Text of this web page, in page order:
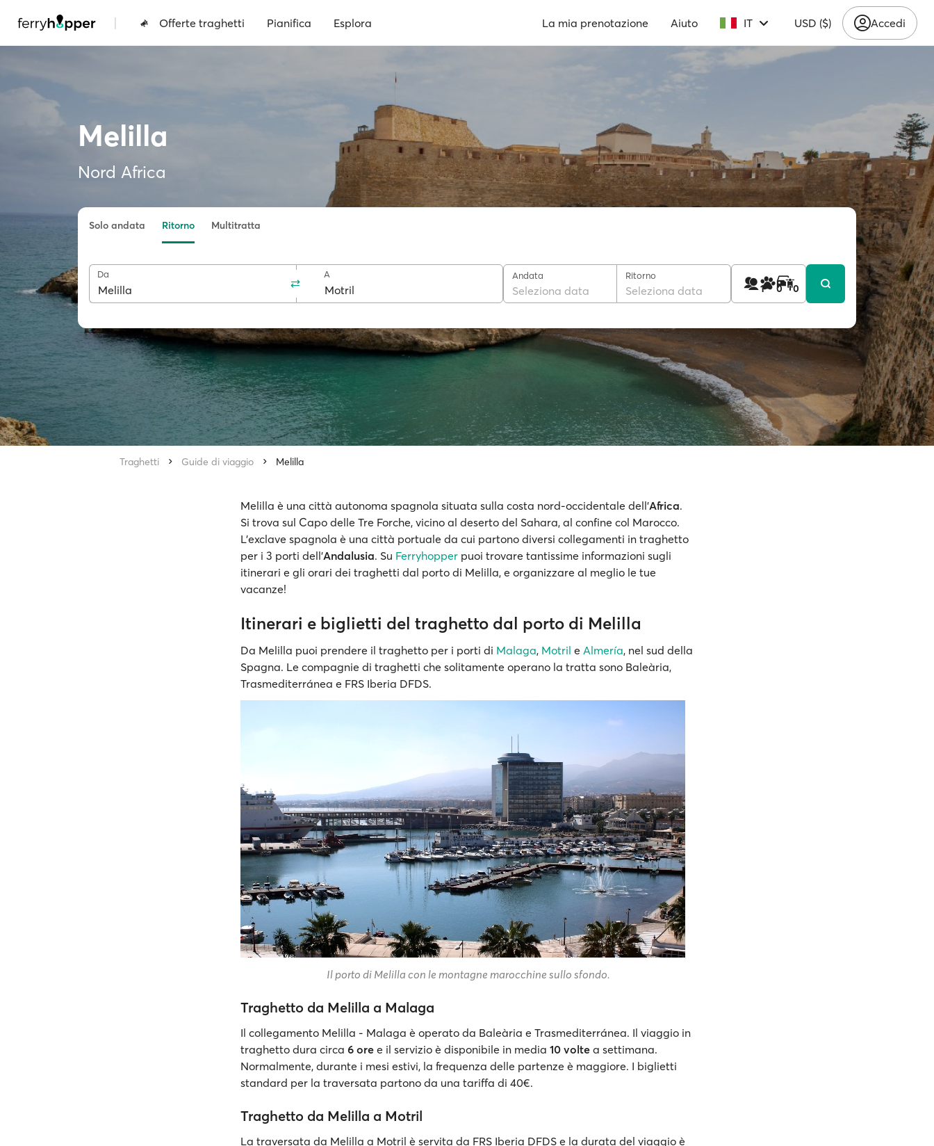
| Offerte traghetti Pianifica Esplora La mia prenotazione Aiuto IT USD ($) Accedi
Melilla
Nord Africa
Solo andata Ritorno Multitratta
Da A Andata
Seleziona data
Ritorno
Seleziona data 1 0 0
Traghetti Guide di viaggio Melilla
Melilla è una città autonoma spagnola situata sulla costa nord-occidentale dell'Africa.
Si trova sul Capo delle Tre Forche, vicino al deserto del Sahara, al confine col Marocco.
L'exclave spagnola è una città portuale da cui partono diversi collegamenti in traghetto
per i 3 porti dell'Andalusia. Su Ferryhopper puoi trovare tantissime informazioni sugli
itinerari e gli orari dei traghetti dal porto di Melilla, e organizzare al meglio le tue
vacanze!
Itinerari e biglietti del traghetto dal porto di Melilla
Da Melilla puoi prendere il traghetto per i porti di Malaga, Motril e Almería, nel sud della
Spagna. Le compagnie di traghetti che solitamente operano la tratta sono Baleària,
Trasmediterránea e FRS Iberia DFDS.
Il porto di Melilla con le montagne marocchine sullo sfondo.
Traghetto da Melilla a Malaga
Il collegamento Melilla - Malaga è operato da Baleària e Trasmediterránea. Il viaggio in
traghetto dura circa 6 ore e il servizio è disponibile in media 10 volte a settimana.
Normalmente, durante i mesi estivi, la frequenza delle partenze è maggiore. I biglietti
standard per la traversata partono da una tariffa di 40€.
Traghetto da Melilla a Motril
La traversata da Melilla a Motril è servita da FRS Iberia DFDS e la durata del viaggio è